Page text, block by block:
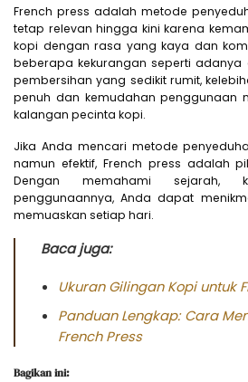
French press adalah metode
tetap relevan hingga kini karena
kopi dengan rasa yang kaya dan
beberapa kekurangan seperti
pembersihan yang sedikit rumit,
penuh dan kemudahan penggunaan
kalangan pecinta kopi.
Jika Anda mencari metode
namun efektif, French press adalah
Dengan memahami sejarah,
penggunaannya, Anda dapat
memuaskan setiap hari.
Baca juga:
Ukuran Gilingan Kopi untuk
Panduan Lengkap: Cara
French Press
Bagikan ini: